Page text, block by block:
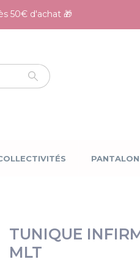
50€ d'achat 🎁
TUNIQUE
MLT